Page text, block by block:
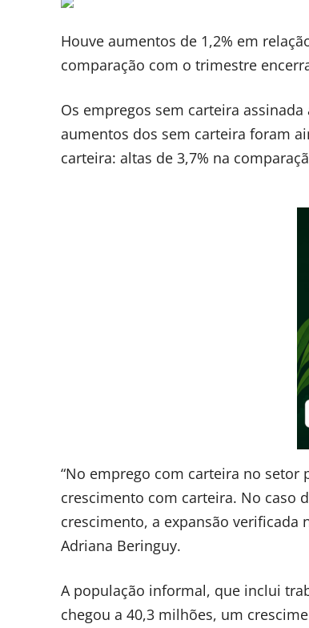
Houve aumentos de 1,2% em
comparação com o trimestre
Os empregos sem carteira
aumentos dos sem carteira foram
carteira: altas de 3,7% na
“No emprego com carteira no setor
crescimento com carteira. No caso
crescimento, a expansão verificada
Adriana Beringuy.
A população informal, que inclui
chegou a 40,3 milhões, um